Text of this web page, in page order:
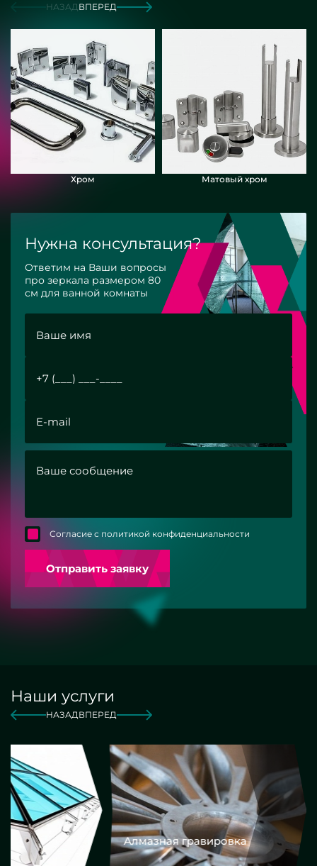
НАЗАДВПЕРЕД
Хром Матовый хром
Нужна консультация?
Ответим на Ваши вопросы
про зеркала размером 80
см для ванной комнаты
Согласие с политикой конфиденциальности
Отправить заявку
Наши услуги
НАЗАДВПЕРЕД
Алмазная гравировка